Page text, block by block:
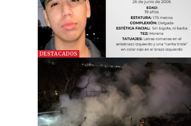
DESTACADOS